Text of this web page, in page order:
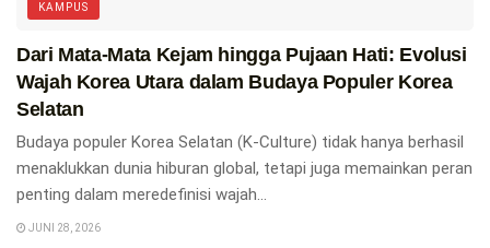
KAMPUS
Dari Mata-Mata Kejam hingga Pujaan Hati: Evolusi
Wajah Korea Utara dalam Budaya Populer Korea
Selatan
Budaya populer Korea Selatan (K-Culture) tidak hanya berhasil
menaklukkan dunia hiburan global, tetapi juga memainkan peran
penting dalam meredefinisi wajah...
JUNI 28, 2026